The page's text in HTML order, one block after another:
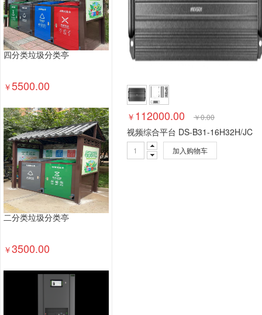
视频会议控制台
传真通信设备
复印机
热水器 洗衣机 空气净化设备
空
针式打印机
激光打印机 喷墨打印机
防火墙
路由器 液晶显示器 平板式
四分类垃圾分类亭
￥5500.00
二分类垃圾分类亭
￥3500.00
￥ 112000.00 ￥0.00
视频综合平台 DS-B31-16H32H/JC
加入购物车